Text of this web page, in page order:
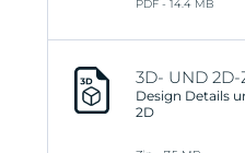
PDF - 14.4 MB
3D- UND 2D-
Design Details
2D